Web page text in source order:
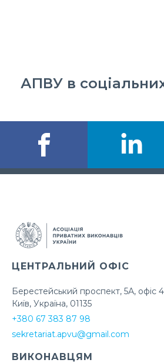
АПВУ в
ЦЕНТРАЛЬНИЙ ОФІС
Берестейський проспект, 5А, офіс
Київ, Україна, 01135
+380 67 383 87 98
sekretariat.apvu@gmail.com
ВИКОНАВЦЯМ